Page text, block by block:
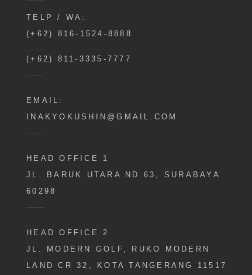
TELP / WA:
(+62) 816-1524-8888
(+62) 811-3335-7777
EMAIL:
INAKYOKUSHIN@GMAIL.COM
HEAD OFFICE 1
JL. BARUK UTARA ND 63, SURABAYA
60298
HEAD OFFICE 2
JL. MODERN GOLF, RUKO MODERN
LAND CR 32, KOTA TANGERANG 11517